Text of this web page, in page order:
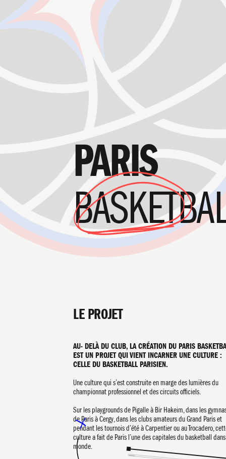
PARIS
LE PROJET
AU- DELÀ DU CLUB, LA CRÉATION DU PARIS
EST UN PROJET QUI VIENT INCARNER UNE CULTURE :
CELLE DU BASKETBALL PARISIEN.
Une culture qui s’est construite en marge des lumières du
championnat professionnel et des circuits officiels.
Sur les playgrounds de Pigalle à Bir Hakeim, dans les
de Paris à Cergy, dans les clubs amateurs du Grand Paris et
pendant les tournois d’été à Carpentier ou au Trocadero,
culture a fait de Paris l’une des capitales du basketball
monde.